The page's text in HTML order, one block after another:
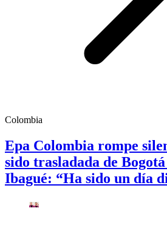
Colombia
Epa Colombia rompe
sido trasladada de
Ibagué: “Ha sido un día